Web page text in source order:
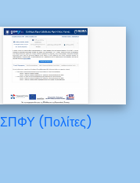
ΣΠΦΥ (Πολίτες)